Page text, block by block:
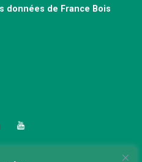
données de France Bois
YouTube